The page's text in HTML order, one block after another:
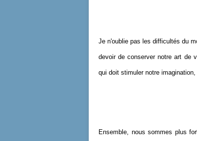
Je n'oublie pas les difficultés du
devoir de conserver notre art de
qui doit stimuler notre
Ensemble, nous sommes plus